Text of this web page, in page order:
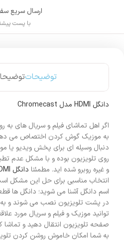
ارسال سریع
با پست
توضیحات
دانگل HDMI مدل Chromecast
اگر اهل تماشای فیلم و سریال های به
به موزیک گوش کردن اختصاص می
دنبال وسیله ای برای پخش ویدیو یا
روی تلویزیون بوده و با مشکل عدم
و غیره روبرو شده اید. مطمئنا دانگل HDMI
انتخاب مناسبی برای حل این مشکل
اسم دانگل آشنا می شوید؛ دانگل ها
توانید موزیک و فیلم و سریال مورد
صفحه تلویزیون انتقال دهید و
به شما امکان خاموش روشن کردن